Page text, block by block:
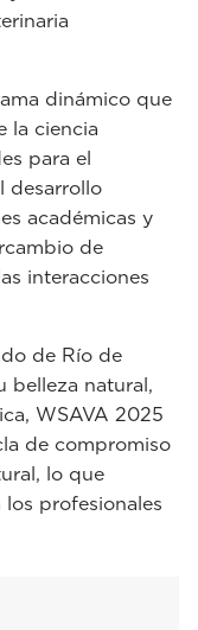
dinámico que
la ciencia
para el
desarrollo
académicas y
de
interacciones
de Río de
belleza natural,
WSAVA 2025
de compromiso
lo que
profesionales